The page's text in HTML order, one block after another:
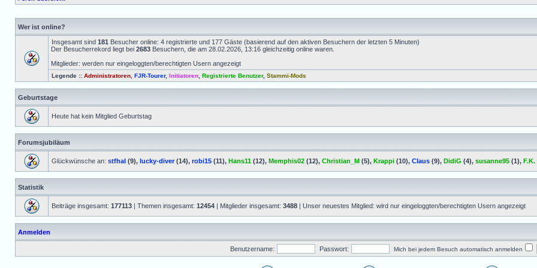
Wer ist online?
Insgesamt sind 181 Besucher online: 4 registrierte und 177 Gäste (basierend auf den aktiven Besuchern der letzten 5 Minuten)
Der Besucherrekord liegt bei 2683 Besuchern, die am 28.02.2026, 13:16 gleichzeitig online waren.
Mitglieder: werden nur eingeloggten/berechtigten Usern angezeigt
Legende :: Administratoren FJR-Tourer, Initiatoren Registrierte Benutzer, Stammi-Mods
Geburtstage
Heute hat kein Mitglied Geburtstag
Forumsjubiläum
Glückwünsche an: stfhal (9), lucky-diver(14), robi15 (11), Hans11 (12), Memphis02 (12), Christian_M (5), Krappi (10), Claus (9), DidiG (4), susanne95 (1), F.K.
Statistik
Beiträge insgesamt: 177113 | Themen insgesamt: 12454 | Mitglieder insgesamt: 3488 | Unser neuestes Mitglied: wird nur eingeloggten/berechtigten Usern angezeigt
Anmelden
Benutzername: Passwort: Mich bei jedem Besuch automatisch anmelden